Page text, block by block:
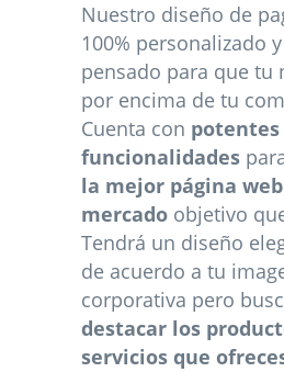
Nuestro diseño de
100% personalizado
pensado para que tu
por encima de tu
Cuenta con potentes
funcionalidades
la mejor página
mercado objetivo
Tendrá un diseño
de acuerdo a tu
corporativa pero
destacar los
servicios que